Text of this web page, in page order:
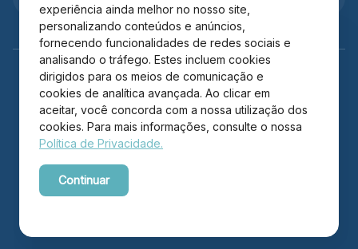
experiência ainda melhor no nosso site,
personalizando conteúdos e anúncios,
fornecendo funcionalidades de redes sociais e
analisando o tráfego. Estes incluem cookies
dirigidos para os meios de comunicação e
cookies de analítica avançada. Ao clicar em
aceitar, você concorda com a nossa utilização dos
cookies. Para mais informações, consulte o nossa
Política de Privacidade.
Continuar
Copyright © 2026 Itajaí Shopping – Todos os direitos